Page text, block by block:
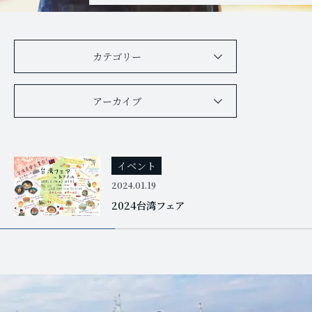
カテゴリー
アーカイブ
イベント
2024.01.19
2024台湾フェア